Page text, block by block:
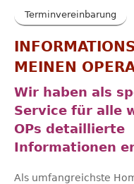
Terminvereinbarung
MEINEN
Wir haben als
Service für alle
OPs detaillierte
Informationen
Als umfangreichste